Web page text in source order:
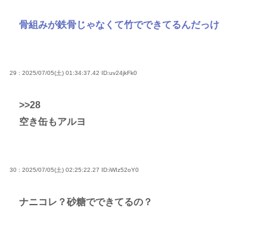
骨組みが鉄骨じゃなくて竹でできてるんだっけ
29 : 2025/07/05(土) 01:34:37.42 ID:uv24jkFk0
>>28
空き缶もアルヨ
30 : 2025/07/05(土) 02:25:22.27 ID:iWIz52oY0
ナニコレ？砂糖でできてるの？